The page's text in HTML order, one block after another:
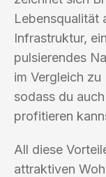
Lebensqualität
Infrastruktur,
pulsierendes
im Vergleich
sodass du
profitieren
All diese
attraktiven